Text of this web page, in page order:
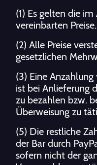
(1) Es gelten die
vereinbarten Preise.
(2) Alle Preise
gesetzlichen
(3) Eine
ist bei Anlieferung
zu bezahlen bzw.
Überweisung zu
(5) Die restliche
der Bar durch
sofern nicht der